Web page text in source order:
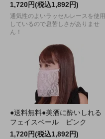
1,720円(税込1,892円)
通気性のよいラッセルレースを使用
しているので息苦しさがありませ
ん！
●送料無料●美酒に酔いしれる
フェイスベール ピンク
1,720円(税込1,892円)